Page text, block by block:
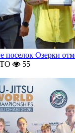
поселок Озерки
55